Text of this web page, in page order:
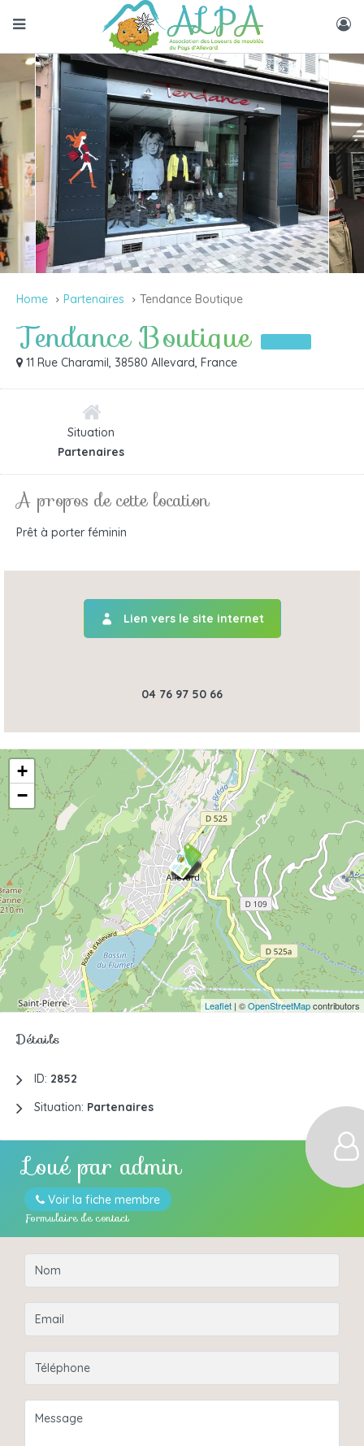
Home Partenaires Tendance Boutique
Tendance Boutique
11 Rue Charamil, 38580 Allevard, France
Situation
Partenaires
A propos de cette location
Prêt à porter féminin
Lien vers le site internet
04 76 97 50 66
+
−
Leaflet | ©OpenStreetMapcontributors
Détails
ID: 2852
Situation: Partenaires
Loué par admin
Voir la fiche membre
Formulaire de contact